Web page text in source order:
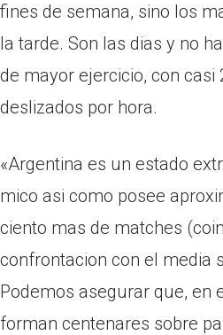
fines de semana, sino los
la tarde. Son las dias y no
de mayor ejercicio, con casi
deslizados por hora.
«Argentina es un estado
mico asi­ como posee
ciento mas de matches
confrontacion con el media
Podemos asegurar que, en
forman centenares sobre